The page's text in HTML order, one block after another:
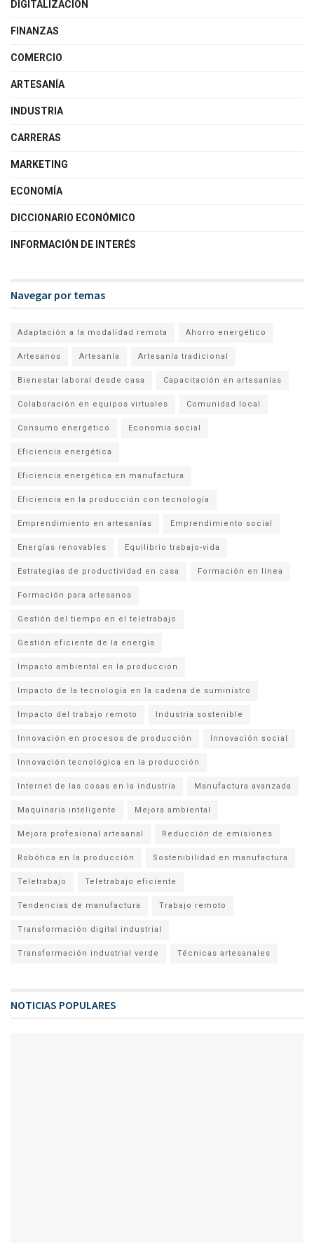
DIGITALIZACIÓN
FINANZAS
COMERCIO
ARTESANÍA
INDUSTRIA
CARRERAS
MARKETING
ECONOMÍA
DICCIONARIO ECONÓMICO
INFORMACIÓN DE INTERÉS
Navegar por temas
Adaptación a la modalidad remota Ahorro energético
Artesanos Artesanía Artesanía tradicional
Bienestar laboral desde casa Capacitación en artesanías
Colaboración en equipos virtuales Comunidad local
Consumo energético Economía social
Eficiencia energética
Eficiencia energética en manufactura
Eficiencia en la producción con tecnología
Emprendimiento en artesanías Emprendimiento social
Energías renovables Equilibrio trabajo-vida
Estrategias de productividad en casa Formación en línea
Formación para artesanos
Gestión del tiempo en el teletrabajo
Gestión eficiente de la energía
Impacto ambiental en la producción
Impacto de la tecnología en la cadena de suministro
Impacto del trabajo remoto Industria sostenible
Innovación en procesos de producción Innovación social
Innovación tecnológica en la producción
Internet de las cosas en la industria Manufactura avanzada
Maquinaria inteligente Mejora ambiental
Mejora profesional artesanal Reducción de emisiones
Robótica en la producción Sostenibilidad en manufactura
Teletrabajo Teletrabajo eficiente
Tendencias de manufactura Trabajo remoto
Transformación digital industrial
Transformación industrial verde Técnicas artesanales
NOTICIAS POPULARES